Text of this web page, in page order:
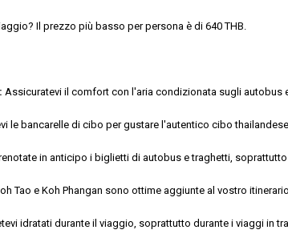
Il prezzo più basso per persona è di 640 THB.
Assicuratevi il comfort con l'aria condizionata sugli autobus
le bancarelle di cibo per gustare l'autentico cibo thailandese.
in anticipo i biglietti di autobus e traghetti,
Tao e Koh Phangan sono ottime aggiunte al vostro itinerario.
idratati durante il viaggio, soprattutto durante i viaggi in